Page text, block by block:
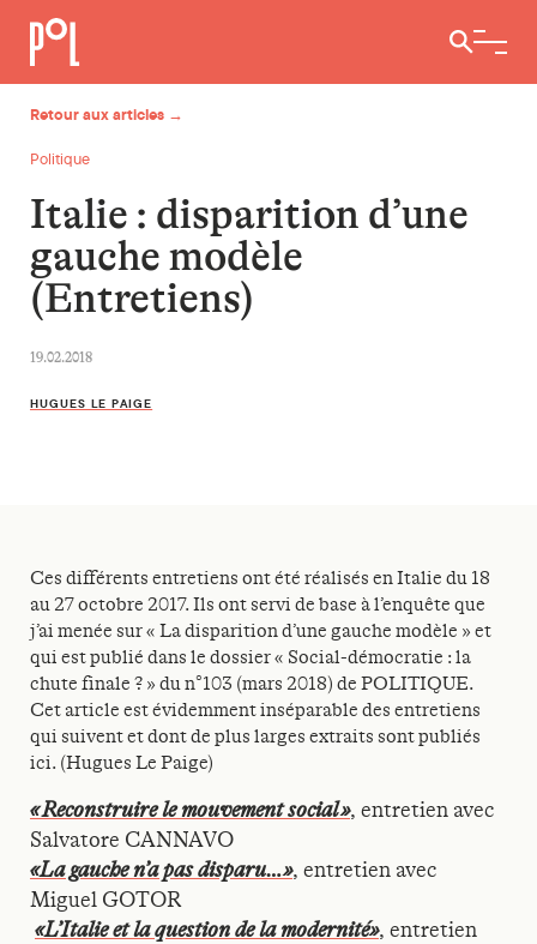
Ouvrir /
Retour aux articles →
Politique
Italie : disparition d’une
gauche modèle
(Entretiens)
19.02.2018
HUGUES LE PAIGE
Ces différents entretiens ont été réalisés en Italie du 18
au 27 octobre 2017. Ils ont servi de base à l’enquête que
j’ai menée sur « La disparition d’une gauche modèle » et
qui est publié dans le dossier « Social-démocratie : la
chute finale ? » du n°103 (mars 2018) de POLITIQUE.
Cet article est évidemment inséparable des entretiens
qui suivent et dont de plus larges extraits sont publiés
ici. (Hugues Le Paige)
« Reconstruire le mouvement social », entretien avec
Salvatore CANNAVO
«La gauche n’a pas disparu…», entretien avec
Miguel GOTOR
«L’Italie et la question de la modernité», entretien